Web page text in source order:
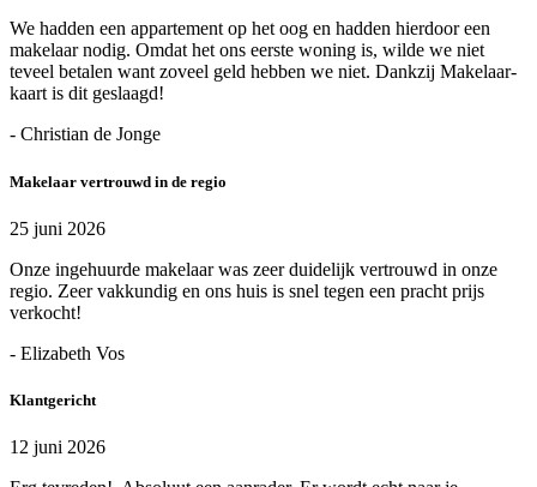
We hadden een appartement op het oog en hadden hierdoor een
makelaar nodig. Omdat het ons eerste woning is, wilde we niet
teveel betalen want zoveel geld hebben we niet. Dankzij Makelaar-
kaart is dit geslaagd!
- Christian de Jonge
Makelaar vertrouwd in de regio
25 juni 2026
Onze ingehuurde makelaar was zeer duidelijk vertrouwd in onze
regio. Zeer vakkundig en ons huis is snel tegen een pracht prijs
verkocht!
- Elizabeth Vos
Klantgericht
12 juni 2026